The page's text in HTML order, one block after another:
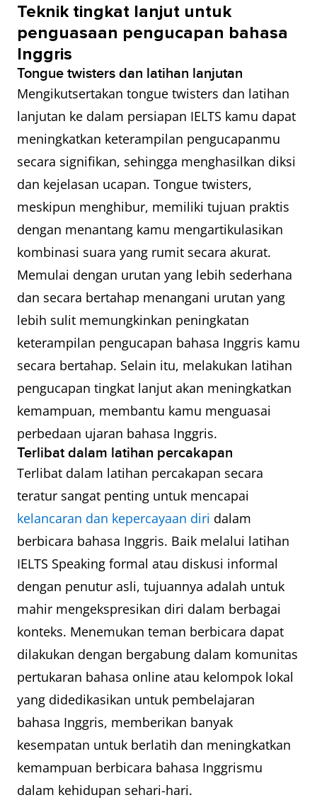
Teknik tingkat lanjut untuk
penguasaan pengucapan bahasa
Inggris
Tongue twisters dan latihan lanjutan
Mengikutsertakan tongue twisters dan latihan
lanjutan ke dalam persiapan IELTS kamu dapat
meningkatkan keterampilan pengucapanmu
secara signifikan, sehingga menghasilkan diksi
dan kejelasan ucapan. Tongue twisters,
meskipun menghibur, memiliki tujuan praktis
dengan menantang kamu mengartikulasikan
kombinasi suara yang rumit secara akurat.
Memulai dengan urutan yang lebih sederhana
dan secara bertahap menangani urutan yang
lebih sulit memungkinkan peningkatan
keterampilan pengucapan bahasa Inggris kamu
secara bertahap. Selain itu, melakukan latihan
pengucapan tingkat lanjut akan meningkatkan
kemampuan, membantu kamu menguasai
perbedaan ujaran bahasa Inggris.
Terlibat dalam latihan percakapan
Terlibat dalam latihan percakapan secara
teratur sangat penting untuk mencapai
kelancaran dan kepercayaan diri dalam
berbicara bahasa Inggris. Baik melalui latihan
IELTS Speaking formal atau diskusi informal
dengan penutur asli, tujuannya adalah untuk
mahir mengekspresikan diri dalam berbagai
konteks. Menemukan teman berbicara dapat
dilakukan dengan bergabung dalam komunitas
pertukaran bahasa online atau kelompok lokal
yang didedikasikan untuk pembelajaran
bahasa Inggris, memberikan banyak
kesempatan untuk berlatih dan meningkatkan
kemampuan berbicara bahasa Inggrismu
dalam kehidupan sehari-hari.